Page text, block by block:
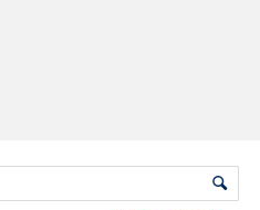
e visualização